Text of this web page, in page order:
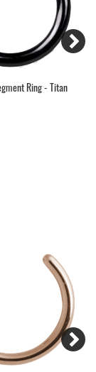
Ring - Titan